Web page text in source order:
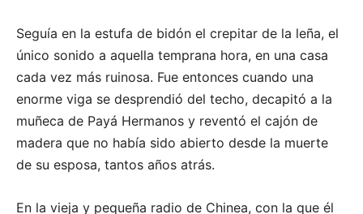
Seguía en la estufa de bidón el crepitar de la leña, el
único sonido a aquella temprana hora, en una casa
cada vez más ruinosa. Fue entonces cuando una
enorme viga se desprendió del techo, decapitó a la
muñeca de Payá Hermanos y reventó el cajón de
madera que no había sido abierto desde la muerte
de su esposa, tantos años atrás.
En la vieja y pequeña radio de Chinea, con la que él